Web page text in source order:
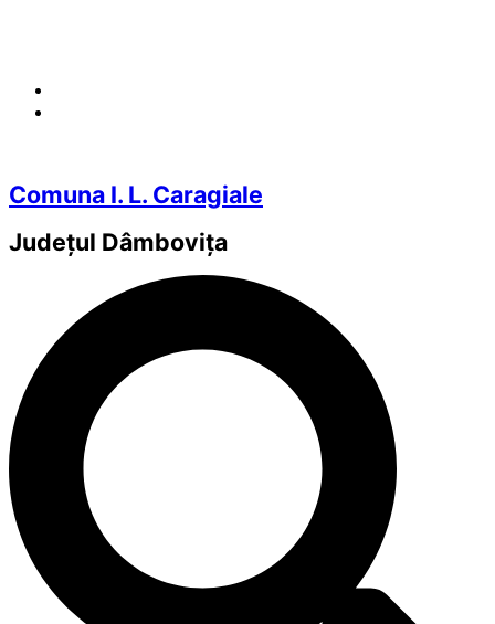
Comuna I. L. Caragiale
Județul Dâmbovița